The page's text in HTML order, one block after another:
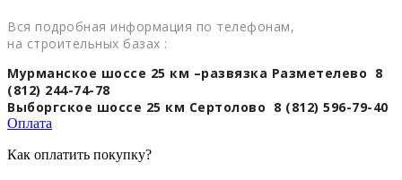
Вся подробная информация по телефонам,
на строительных базах :
Мурманское шоссе 25 км –развязка Разметелево 8
(812) 244-74-78
Выборгское шоссе 25 км Сертолово 8 (812) 596-79-40
Оплата
Как оплатить покупку?